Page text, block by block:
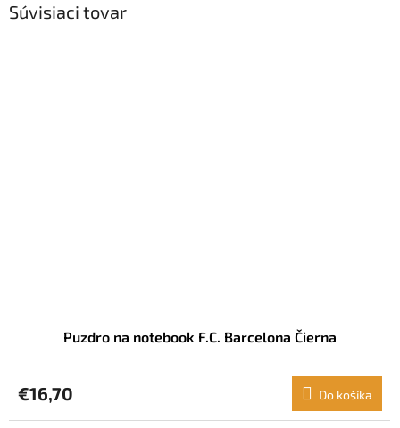
Súvisiaci tovar
Puzdro na notebook F.C. Barcelona Čierna
€16,70 Do košíka